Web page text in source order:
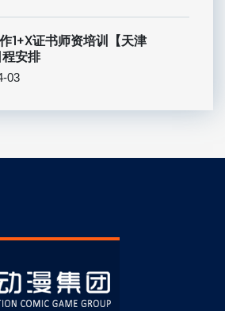
1+X证书师资培训【天津
安排
03